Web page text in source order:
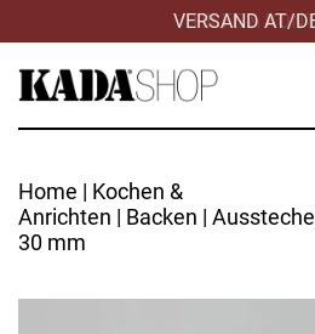
HILFE &
VERSAND AT/
Home | Kochen &
Anrichten | Backen |
30 mm